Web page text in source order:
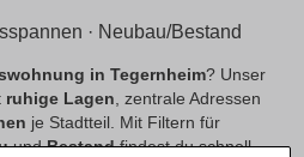
· Neubau/Bestand
in Tegernheim? Unser
ruhige Lagen , zentrale Adressen
je Stadtteil. Mit Filtern für
undBestandfindest du schnell